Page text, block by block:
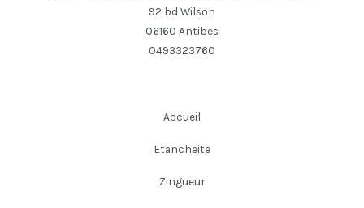
92 bd Wilson
06160 Antibes
0493323760
Accueil
Etancheite
Zingueur